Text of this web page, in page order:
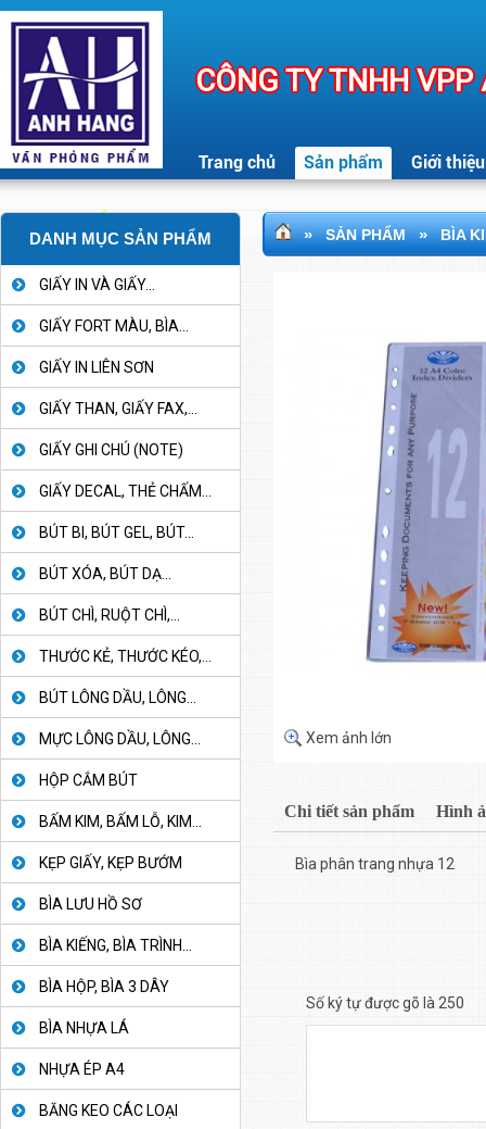
CÔNG TY TNHH
Trang chủ Sản phẩm Giới thiệu
DANH MỤC SẢN PHẨM
GIẤY IN VÀ GIẤY...
GIẤY FORT MÀU, BÌA...
GIẤY IN LIÊN SƠN
GIẤY THAN, GIẤY FAX,...
GIẤY GHI CHÚ (NOTE)
GIẤY DECAL, THẺ CHẤM...
BÚT BI, BÚT GEL, BÚT...
BÚT XÓA, BÚT DẠ...
BÚT CHÌ, RUỘT CHÌ,...
THƯỚC KẺ, THƯỚC KÉO,...
BÚT LÔNG DẦU, LÔNG...
MỰC LÔNG DẦU, LÔNG...
HỘP CẮM BÚT
BẤM KIM, BẤM LỖ, KIM...
KẸP GIẤY, KẸP BƯỚM
BÌA LƯU HỒ SƠ
BÌA KIẾNG, BÌA TRÌNH...
BÌA HỘP, BÌA 3 DÂY
BÌA NHỰA LÁ
NHỰA ÉP A4
BĂNG KEO CÁC LOẠI
» SẢN PHẨM » BÌA
Xem ảnh lớn
Chi tiết sản phẩm Hình
Bìa phân trang nhựa 12
Số ký tự được gõ là 250